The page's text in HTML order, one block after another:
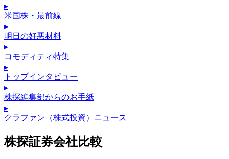
▸
米国株・最前線
▸
明日の好悪材料
▸
コモディティ特集
▸
トップインタビュー
▸
株探編集部からのお手紙
▸
クラファン（株式投資）ニュース
株探証券会社比較